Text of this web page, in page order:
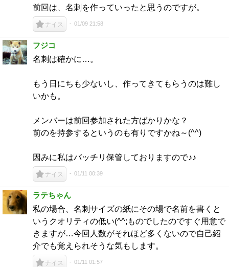
前回は、名刺を作っていったと思うのですが。
ナイス 01/09 21:58
フジコ
名刺は確かに…。
もう日にちも少ないし、作ってきてもらうのは難し
いかも。
メンバーは前回参加された方ばかりかな？
前のを持参するというのも有りですかね～(^^)
因みに私はバッチリ保管しておりますので♪♪
ナイス 01/11 00:39
ラテちゃん
私の場合、名刺サイズの紙にその場で名前を書くと
いうクオリティの低い(^^;ものでしたのですぐ用意で
きますが…今回人数がそれほど多くないので自己紹
介でも覚えられそうな気もします。
ナイス 01/11 01:57